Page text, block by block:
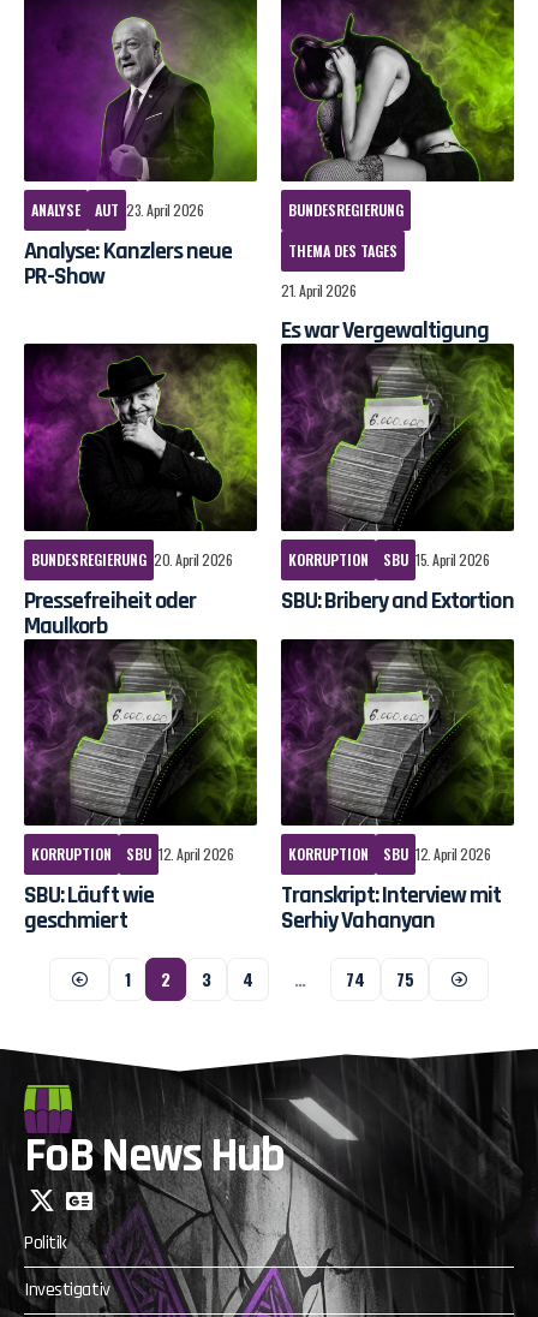
ANALYSE AUT 23. April 2026
Analyse: Kanzlers neue
PR-Show
BUNDESREGIERUNG
THEMA DES TAGES
21. April 2026
Es war Vergewaltigung
BUNDESREGIERUNG 20. April 2026
Pressefreiheit oder
Maulkorb
KORRUPTION SBU 15. April 2026
SBU: Bribery and Extortion
KORRUPTION SBU 12. April 2026
SBU: Läuft wie
geschmiert
KORRUPTION SBU 12. April 2026
Transkript: Interview mit
Serhiy Vahanyan
1 2 3 4 … 74 75
FoB News Hub
Politik
Investigativ